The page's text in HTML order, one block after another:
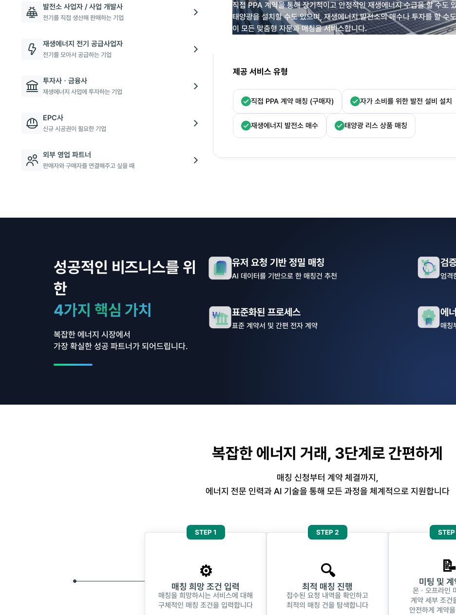
발전소 사업자 / 사업 개발사
전기를 직접 생산해 판매하는 기업
재생에너지 전기 공급사업자
전기를 모아서 공급하는 기업
투자사ㆍ금융사
재생에너지 사업에 투자하는 기업
EPC사
신규 시공권이 필요한 기업
외부 영업 파트너
판매자와 구매자를 연결해주고 싶을 때
직접 PPA 계약을 통해 장기적이고 안정적인 재생에너지 수급을 할 수도
태양광을 설치할 수도 있으며, 재생에너지 발전소의 매수나 투자를 할 수
이 모든 맞춤형 자문과 매칭을 서비스합니다.
제공 서비스 유형
직접 PPA 계약 매칭 (구매자) 자가 소비를 위한 발전 설비 설치
재생에너지 발전소 매수 태양광 리스 상품 매칭
성공적인 비즈니스를 위
한
4가지 핵심 가치
복잡한 에너지 시장에서
가장 확실한 성공 파트너가 되어드립니다.
유저 요청 기반 정밀 매칭
AI 데이터를 기반으로 한 매칭건 추천
검
엄격
표준화된 프로세스
표준 계약서 및 간편 전자 계약
에
매칭
복잡한 에너지 거래, 3단계로 간편하게
매칭 신청부터 계약 체결까지,
에너지 전문 인력과 AI 기술을 통해 모든 과정을 체계적으로 지원합니다
STEP 1
⚙️
매칭 희망 조건 입력
매칭을 희망하시는 서비스에 대해
구체적인 매칭 조건을 입력합니다
STEP 2
🔍
최적 매칭 진행
접수된 요청 내역을 확인하고
최적의 매칭 건을 탐색합니다
📝
미팅 및 계
온ㆍ오프라인
계약 세부 조건
안전하게 계약